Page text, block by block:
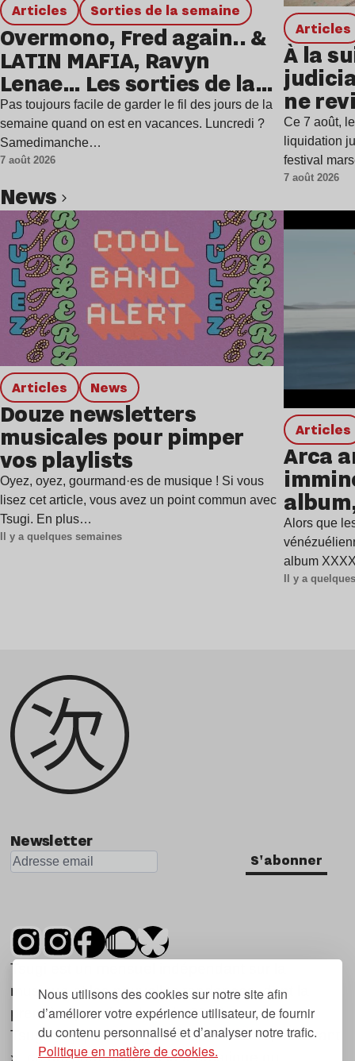
Nous utilisons des cookies sur notre site afin
d’améliorer votre expérience utilisateur, de fournir
du contenu personnalisé et d’analyser notre trafic.
Politique en matière de cookies.
Articles Sorties de la semaine
Overmono, Fred again.. &
LATIN MAFIA, Ravyn
Lenae… Les sorties de la
semaine
Pas toujours facile de garder le fil des jours de la
semaine quand on est en vacances. Luncredi ?
Samedimanche…
7 août 2026
Articles
À la
ne
Ce 7 août,
liquidation
festival
7 août 2026
news
Articles news
Douze newsletters
musicales pour pimper
vos playlists
Oyez, oyez, gourmand·es de musique ! Si vous
lisez cet article, vous avez un point commun avec
Tsugi. En plus…
Il y a quelques semaines
Articles
Arca
Alors que
album
Il y a
Lire l’article
Newsletter
S'abonner
Tsugi est un mensuel indépendant sur la
musique et les nouvelles tendances, dont la
première parution date de 2007.
Tsugi en japonais signifie « prochain », « suivant
», ce qui correspond à la thématique du